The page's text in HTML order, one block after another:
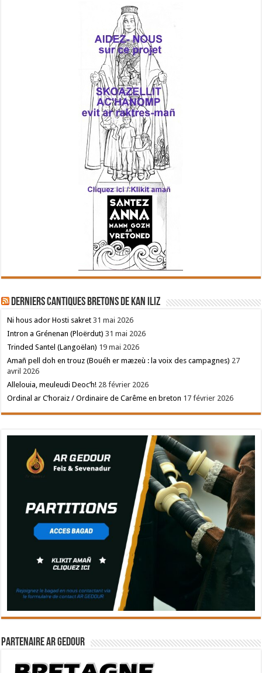
Derniers cantiques bretons de Kan Iliz
Ni hous ador Hosti sakret 31 mai 2026
Intron a Grénenan (Ploërdut) 31 mai 2026
Trinded Santel (Langoëlan) 19 mai 2026
Amañ pell doh en trouz (Bouéh er mæzeù : la voix des campagnes) 27
avril 2026
Allelouia, meuleudi Deoc’h! 28 février 2026
Ordinal ar C’horaiz / Ordinaire de Carême en breton 17 février 2026
Partenaire Ar Gedour